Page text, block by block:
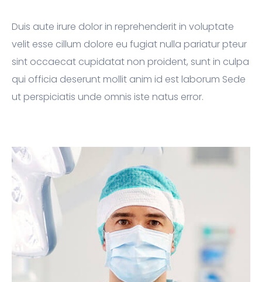
Duis aute irure dolor in reprehenderit in voluptate
velit esse cillum dolore eu fugiat nulla pariatur pteur
sint occaecat cupidatat non proident, sunt in culpa
qui officia deserunt mollit anim id est laborum Sede
ut perspiciatis unde omnis iste natus error.